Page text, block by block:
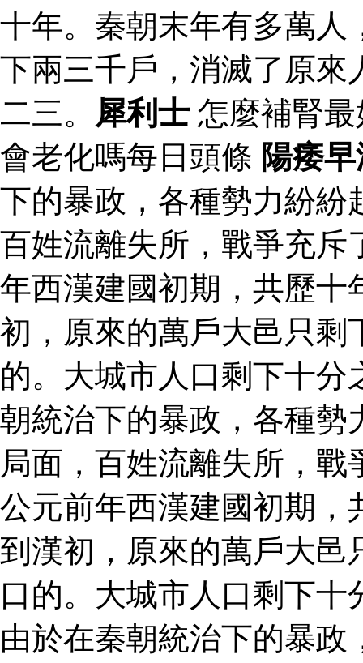
十年。秦朝末年有多萬人
下兩三千戶，消滅了原來
二三。 犀利士 怎麼補腎
會老化嗎每日頭條 陽痿
下的暴政，各種勢力紛紛
百姓流離失所，戰爭充斥
年西漢建國初期，共歷十
初，原來的萬戶大邑只剩
的。大城市人口剩下十
朝統治下的暴政，各種勢
局面，百姓流離失所，
公元前年西漢建國初期，
到漢初，原來的萬戶大邑
口的。大城市人口剩下
由於在秦朝統治下的暴